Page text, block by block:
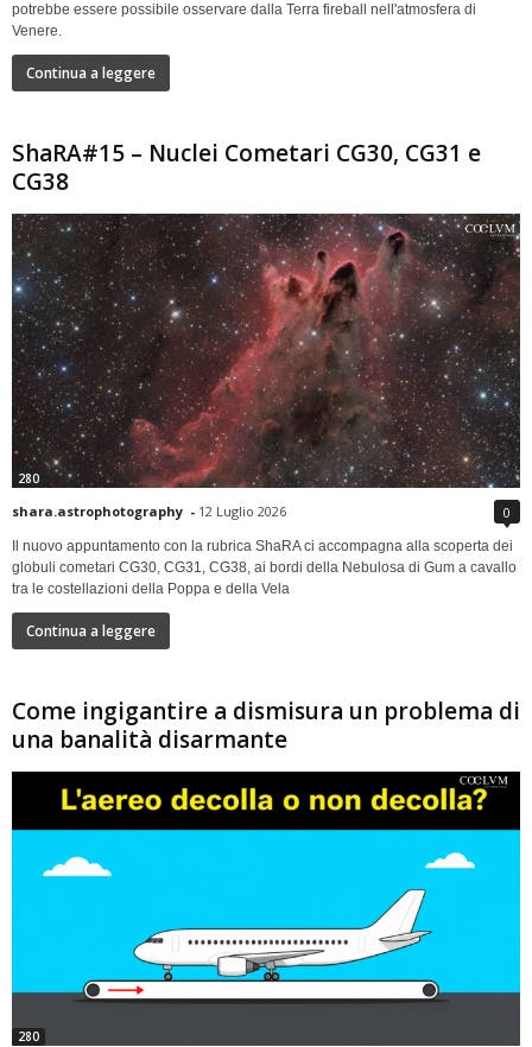
potrebbe essere possibile osservare dalla Terra fireball nell'atmosfera di
Venere.
Continua a leggere
ShaRA#15 – Nuclei Cometari CG30, CG31 e
CG38
280
shara.astrophotography - 12 Luglio 2026 0
Il nuovo appuntamento con la rubrica ShaRA ci accompagna alla scoperta dei
globuli cometari CG30, CG31, CG38, ai bordi della Nebulosa di Gum a cavallo
tra le costellazioni della Poppa e della Vela
Continua a leggere
Come ingigantire a dismisura un problema di
una banalità disarmante
280